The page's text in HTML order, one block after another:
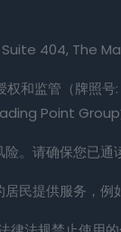
404, The
权和监管（牌
Point Group
。请确保您已通
提供服务，例